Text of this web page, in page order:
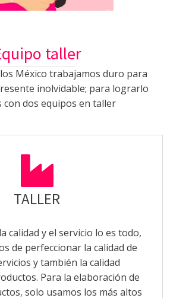
taller
México trabajamos duro para
inolvidable; para lograrlo
con dos equipos en taller
TALLER
calidad y el servicio lo es todo,
de perfeccionar la calidad de
y también la calidad
Para la elaboración de
solo usamos los más altos